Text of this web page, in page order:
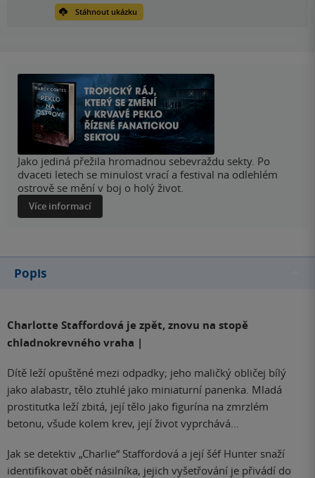
Stáhnout ukázku
Jako jediná přežila hromadnou sebevraždu sekty. Po
dvaceti letech se minulost vrací a festival na odlehlém
ostrově se mění v boj o holý život.
Více informací
Popis
Charlotte Staffordová je zpět, znovu na stopě
chladnokrevného vraha |
Dítě leží opuštěné mezi odpadky; jeho maličký obličej bílý
jako alabastr, tělo ztuhlé jako miniaturní panenka. Mladá
prostitutka leží zbitá, její tělo jako figurína na zmrzlém
betonu, všude kolem krev, její život vyprchává...
Jak se detektiv „Charlie“ Staffordová a její šéf Hunter snaží
identifikovat oběť násilníka, jejich vyšetřování je přivádí do